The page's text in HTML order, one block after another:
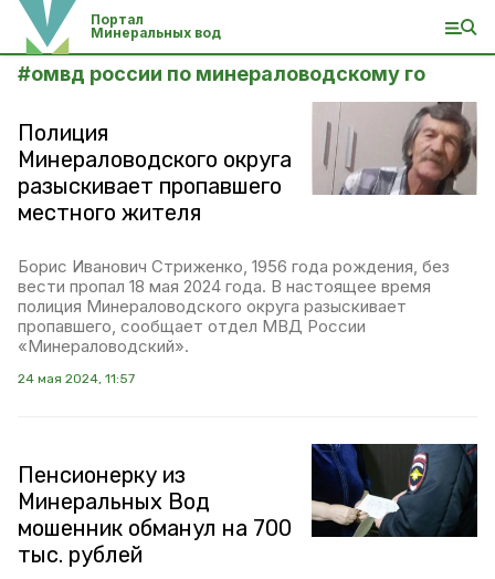
Портал
Минеральных вод
#омвд россии по минераловодскому го
Полиция
Минераловодского округа
разыскивает пропавшего
местного жителя
Борис Иванович Стриженко, 1956 года рождения, без
вести пропал 18 мая 2024 года. В настоящее время
полиция Минераловодского округа разыскивает
пропавшего, сообщает отдел МВД России
«Минераловодский».
24 мая 2024, 11:57
Пенсионерку из
Минеральных Вод
мошенник обманул на 700
тыс. рублей